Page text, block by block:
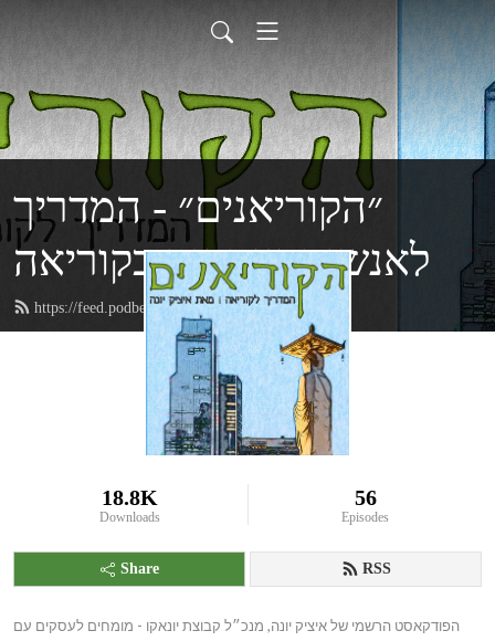
״הקוריאנים״ - המדריך
לאנשים ועסקים בקוריאה
https://feed.podbean.com/koreans/feed.xml
18.8K
Downloads
56
Episodes
Share RSS
הפודקאסט הרשמי של איציק יונה, מנכ״ל קבוצת יונאקו - מומחים לעסקים עם